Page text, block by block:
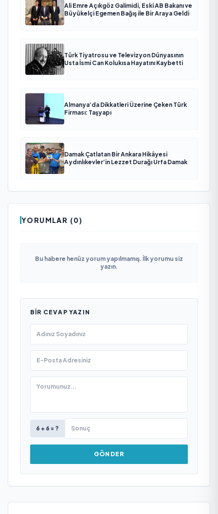
Ali Emre Açıkgöz Galimidi, Eski AB Bakanı ve
Büyükelçi Egemen Bağış ile Bir Araya Geldi
Türk Tiyatrosu ve Televizyon Dünyasının
Usta İsmi Can Kolukısa Hayatını Kaybetti
Almanya’da Dikkatleri Üzerine Çeken Türk
Firması: Taşyapı
Damak Çatlatan Bir Ankara Hikâyesi
Aydınlıkevler’in Lezzet Durağı Urfa Damak
YORUMLAR (0)
Bu habere henüz yorum yapılmamış. İlk yorumu siz
yazın.
BIR CEVAP YAZIN
6 + 6 = ?
GÖNDER